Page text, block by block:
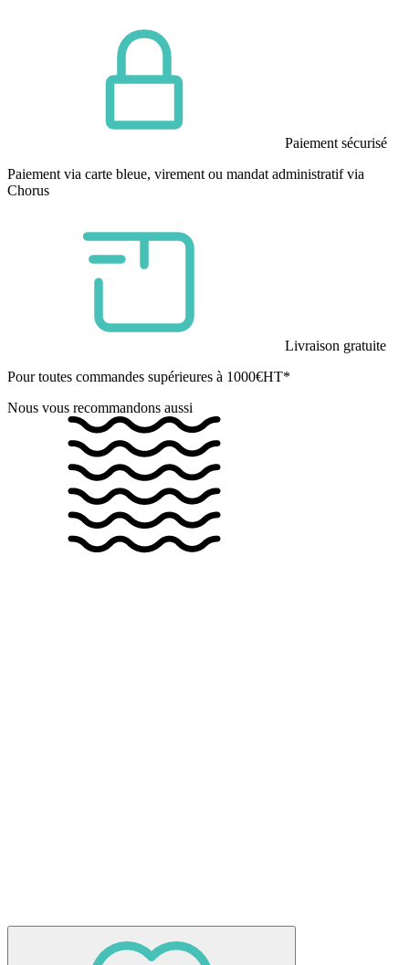
Paiement sécurisé
Paiement via carte bleue, virement ou mandat administratif via
Chorus
Livraison gratuite
Pour toutes commandes supérieures à 1000€HT*
Nous vous recommandons aussi